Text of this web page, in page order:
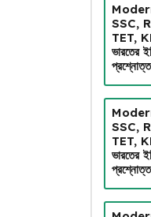
SSC,
TET,
ভারতের
SSC,
TET,
ভারতের